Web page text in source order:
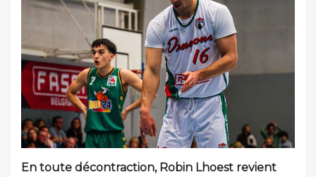
En toute décontraction, Robin Lhoest revient